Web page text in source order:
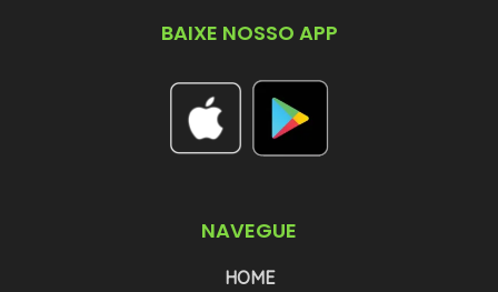
BAIXE NOSSO APP
NAVEGUE
HOME